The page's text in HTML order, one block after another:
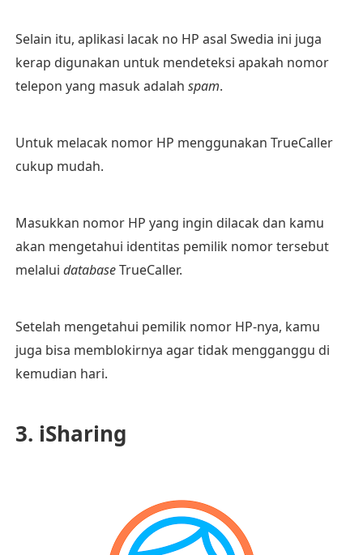
Selain itu, aplikasi lacak no HP asal Swedia ini juga
kerap digunakan untuk mendeteksi apakah nomor
telepon yang masuk adalah spam.
Untuk melacak nomor HP menggunakan TrueCaller
cukup mudah.
Masukkan nomor HP yang ingin dilacak dan kamu
akan mengetahui identitas pemilik nomor tersebut
melalui databaseTrueCaller.
Setelah mengetahui pemilik nomor HP-nya, kamu
juga bisa memblokirnya agar tidak mengganggu di
kemudian hari.
3. iSharing